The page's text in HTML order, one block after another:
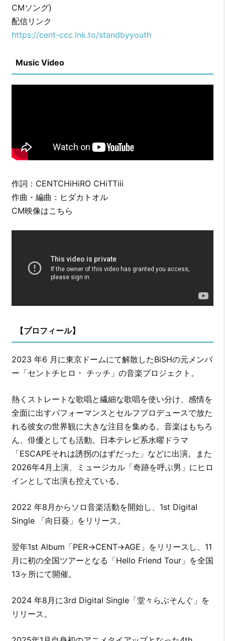
CMソング)
配信リンク
https://cent-ccc.lnk.to/standbyyouth
Music Video
作詞：CENTCHiHiRO CHiTTiii
作曲・編曲：ヒダカトオル
CM映像はこちら
【プロフィール】
2023 年6 月に東京ドームにて解散したBiSHの元メンバ
ー「セントチヒロ・ チッチ」の音楽プロジェクト。
熱くストレートな歌唱と繊細な歌唱を使い分け、感情を
全面に出すパフォーマンスとセルフプロデュースで放た
れる彼女の世界観に大きな注目を集める。音楽はもちろ
ん、俳優としても活動。日本テレビ系水曜ドラマ
「ESCAPEそれは誘拐のはずだった」などに出演。また
2026年4月上演、ミュージカル「奇跡を呼ぶ男」にヒロ
インとして出演も控えている。
2022 年8月からソロ音楽活動を開始し、1st Digital
Single 「向日葵」をリリース。
翌年1st Album「PER→CENT→AGE」をリリースし、11
月に初の全国ツアーとなる「Hello Friend Tour」を全国
13ヶ所にて開催。
2024 年8月に3rd Digital Single「堂々らぶそんぐ」を
リリース。